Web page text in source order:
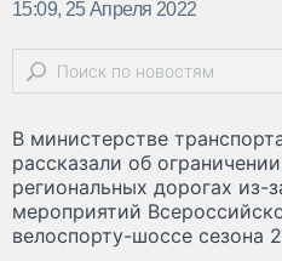
15:09, 25 Апреля 2022
В министерстве
рассказали об
региональных дорогах из-
мероприятий
велоспорту-шоссе сезона